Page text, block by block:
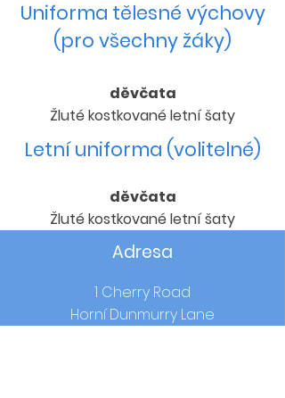
Uniforma tělesné výchovy
(pro všechny žáky)
děvčata
Žluté kostkované letní šaty
Letní uniforma (volitelné)
děvčata
Žluté kostkované letní šaty
Adresa
1 Cherry Road
Horní Dunmurry Lane